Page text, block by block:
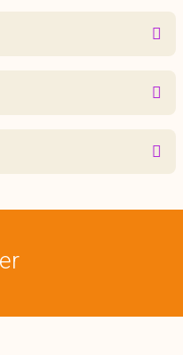
ve diğer konularda
kullanarak tarafımıza